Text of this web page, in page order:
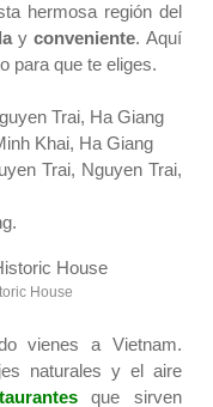
hermosa región del
yconveniente. Aquí
para que te eliges.
Trai, Ha Giang
Khai, Ha Giang
Trai, Nguyen Trai,
House
vienes a Vietnam.
naturales y el aire
que sirven